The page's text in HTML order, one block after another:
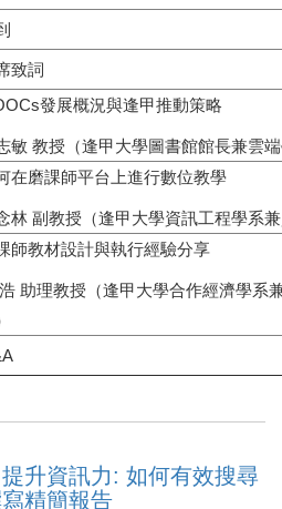
致詞
發展概況與逢甲推動策略
敏 教授（逢甲大學圖書館館長兼雲
在磨課師平台上進行數位教學
林 副教授（逢甲大學資訊工程學系
師教材設計與執行經驗分享
助理教授（逢甲大學合作經濟學系
提升資訊力: 如何有效搜尋
精簡報告